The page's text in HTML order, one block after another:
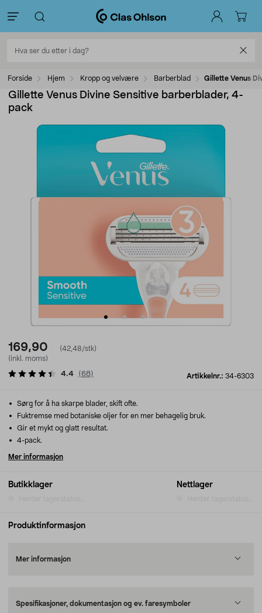
Forside Hjem Kropp og velvære Barberblad Gillette Venus
Gillette Venus Divine Sensitive barberblader, 4-
pack
169,90
(42,48/stk)
(inkl. moms)
Artikkelnr.: 34-6303
4.4 (68)
Butikklager Nettlager
Sørg for å ha skarpe blader, skift ofte.
Fuktremse med botaniske oljer for en mer behagelig bruk.
Gir et mykt og glatt resultat.
4-pack.
Mer informasjon
Produktinformasjon
Mer informasjon
Spesifikasjoner, dokumentasjon og ev. faresymboler